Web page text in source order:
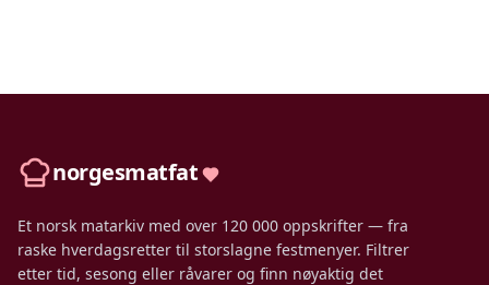
norgesmatfat
Et norsk matarkiv med over 120 000 oppskrifter — fra
raske hverdagsretter til storslagne festmenyer. Filtrer
etter tid, sesong eller råvarer og finn nøyaktig det